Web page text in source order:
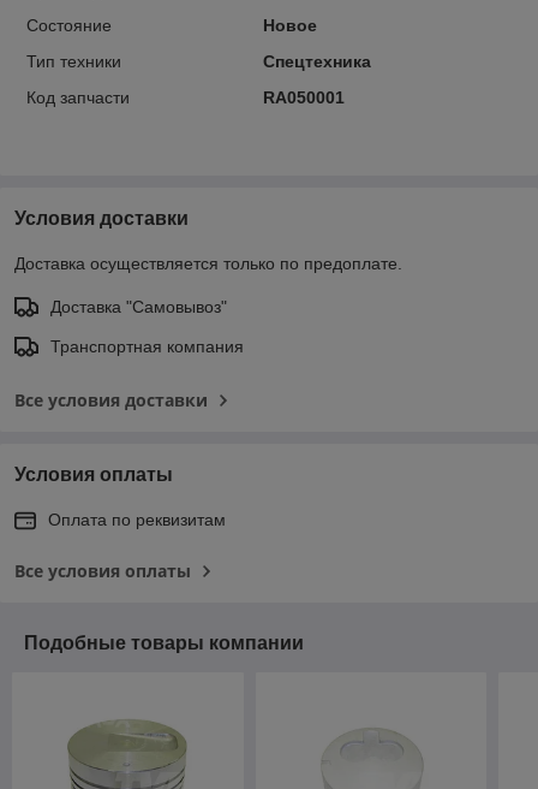
Состояние
Новое
Тип техники
Спецтехника
Код запчасти
RA050001
Условия доставки
Доставка осуществляется только по предоплате.
Доставка "Самовывоз"
Транспортная компания
Все условия доставки
Условия оплаты
Оплата по реквизитам
Все условия оплаты
Подобные товары компании